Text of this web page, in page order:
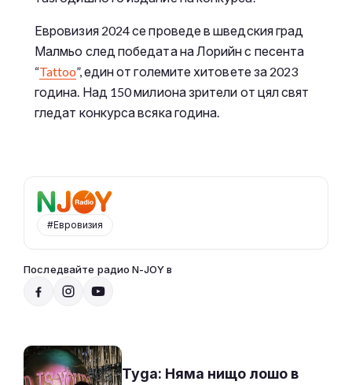
Евровизия 2024 се проведе в шведския град
Малмьо след победата на Лорийн с песента
“Tattoo”, един от големите хитовете за 2023
година. Над 150 милиона зрители от цял свят
гледат конкурса всяка година.
#Евровизия
Последвайте радио N-JOY в
СЛУШАЙ
14:00 - 17:00
Tyga: Няма нищо лошо в